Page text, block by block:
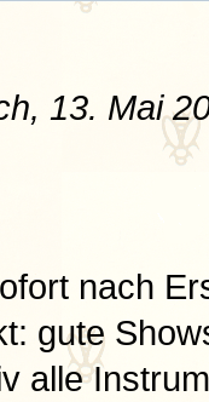
13. Mai
nach
gute
alle